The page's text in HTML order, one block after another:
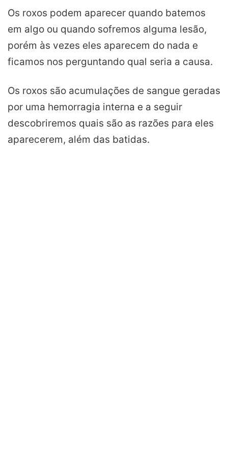
Os roxos podem aparecer quando batemos
em algo ou quando sofremos alguma lesão,
porém às vezes eles aparecem do nada e
ficamos nos perguntando qual seria a causa.
Os roxos são acumulações de sangue geradas
por uma hemorragia interna e a seguir
descobriremos quais são as razões para eles
aparecerem, além das batidas.